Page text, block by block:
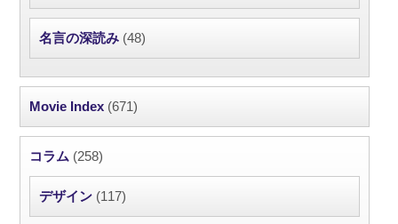
名言の深読み (48)
Movie Index (671)
コラム (258)
デザイン (117)